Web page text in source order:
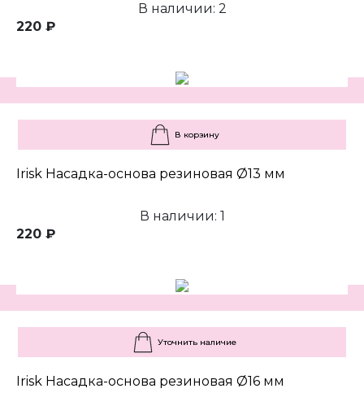
В наличии: 2
220 ₽
В корзину
Irisk Насадка-основа резиновая Ø13 мм
В наличии: 1
220 ₽
Уточнить наличие
Irisk Насадка-основа резиновая Ø16 мм